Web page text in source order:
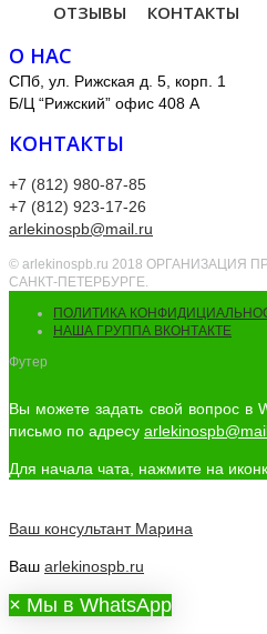
ОТЗЫВЫ
КОНТАКТЫ
О НАС
СПб, ул. Рижская д. 5, корп. 1
Б/Ц “Рижский” офис 408 А
КОНТАКТЫ
+7 (812) 980-87-85
+7 (812) 923-17-26
arlekinospb@mail.ru
© arlekinospb.ru 2018 ОРГАНИЗАЦИЯ
САНКТ-ПЕТЕРБУРГЕ.
ПОЛИТИКА
НАША ГРУППА ВКОНТАКТЕ
Футер
Вы можете задать свой вопрос в
письмо по адресу
Для начала чата, нажмите на
Ваш консультант Марина
Ваш arlekinospb.ru
× Мы в WhatsApp